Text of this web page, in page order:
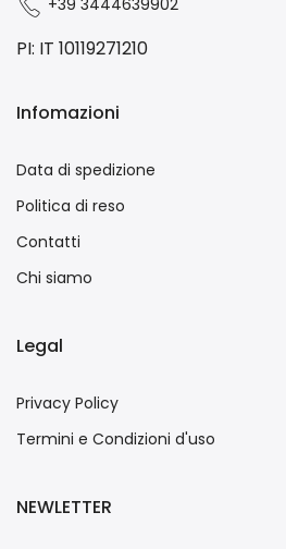
+39 3444639902
PI: IT 10119271210
Infomazioni
Data di spedizione
Politica di reso
Contatti
Chi siamo
Legal
Privacy Policy
Termini e Condizioni d'uso
NEWLETTER